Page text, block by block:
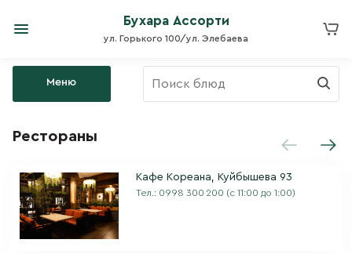
Бухара Ассорти
ул. Горького 100/ул. Элебаева
Меню
Рестораны
Кафе Кореана, Куйбышева 93
Тел.: 0998 300 200 (с 11:00 до 1:00)